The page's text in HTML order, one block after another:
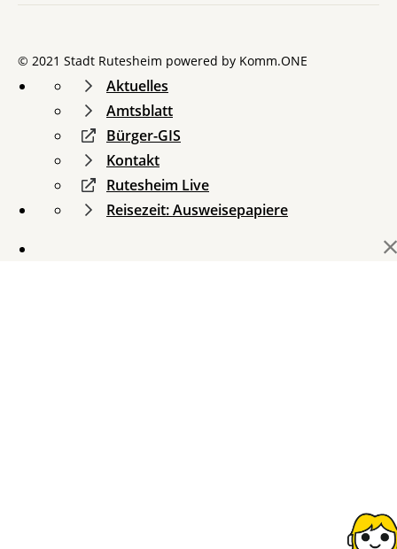
© 2021 Stadt Rutesheim powered by Komm.ONE
Aktuelles
Amtsblatt
Bürger-GIS
Kontakt
Rutesheim Live
Reisezeit: Ausweisepapiere